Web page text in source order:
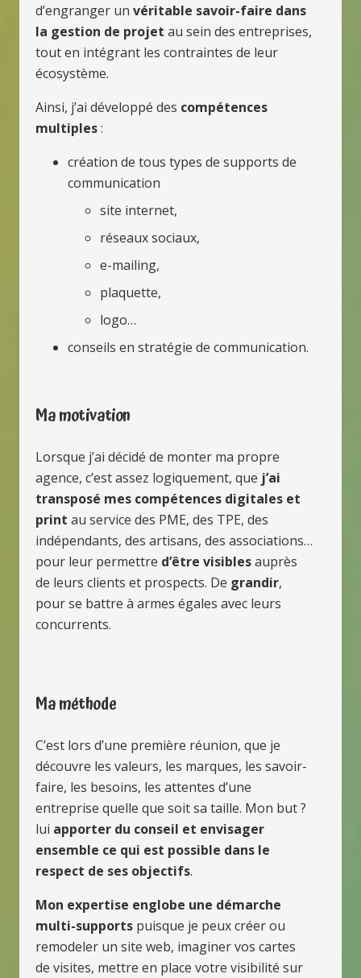
d’engranger un véritable savoir-faire dans
la gestion de projet au sein des entreprises,
tout en intégrant les contraintes de leur
écosystème.
Ainsi, j’ai développé des compétences
multiples:
création de tous types de supports de
communication
site internet,
réseaux sociaux,
e-mailing,
plaquette,
logo…
conseils en stratégie de communication.
Ma motivation
Lorsque j’ai décidé de monter ma propre
agence, c’est assez logiquement, que j’ai
transposé mes compétences digitales et
print au service des PME, des TPE, des
indépendants, des artisans, des associations…
pour leur permettre d’être visiblesauprès
de leurs clients et prospects. De grandir,
pour se battre à armes égales avec leurs
concurrents.
Ma méthode
C’est lors d’une première réunion, que je
découvre les valeurs, les marques, les savoir-
faire, les besoins, les attentes d’une
entreprise quelle que soit sa taille. Mon but ?
lui apporter du conseil et envisager
ensemble ce qui est possible dans le
respect de ses objectifs.
Mon expertise englobe une démarche
multi-supports puisque je peux créer ou
remodeler un site web, imaginer vos cartes
de visites, mettre en place votre visibilité sur